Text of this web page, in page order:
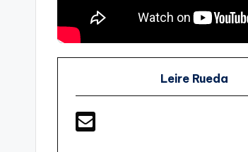
Leire Rueda